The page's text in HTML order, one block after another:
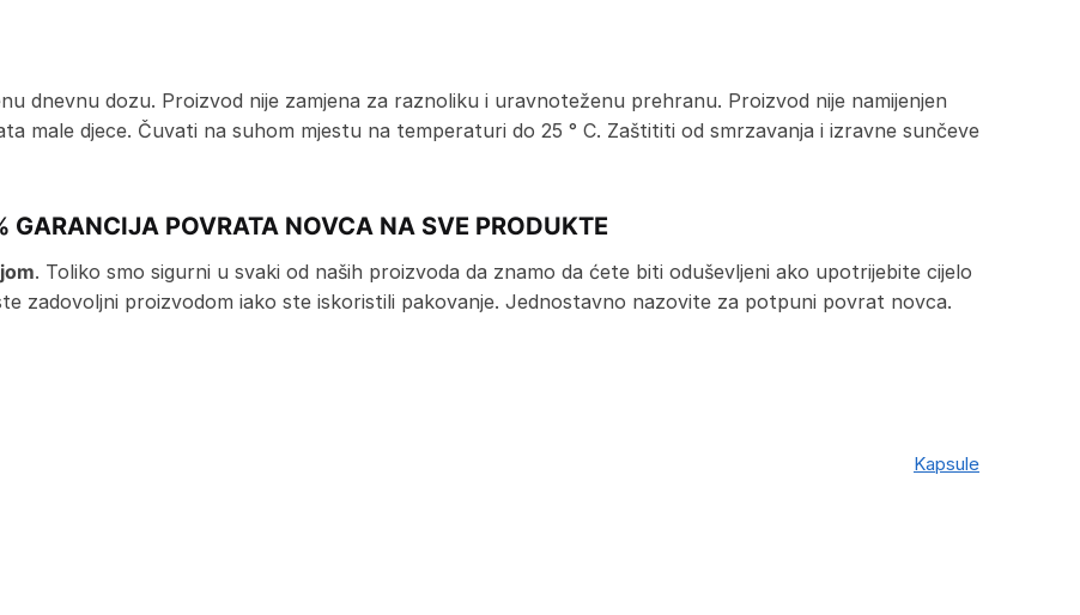
dnevnu dozu. Proizvod nije zamjena za raznoliku i uravnoteženu prehranu. Proizvod nije namijenjen
male djece. Čuvati na suhom mjestu na temperaturi do 25 ° C. Zaštititi od smrzavanja i izravne sunčeve
GARANCIJA POVRATA NOVCA NA SVE PRODUKTE
. Toliko smo sigurni u svaki od naših proizvoda da znamo da ćete biti oduševljeni ako upotrijebite cijelo
zadovoljni proizvodom iako ste iskoristili pakovanje. Jednostavno nazovite za potpuni povrat novca.
Kapsule